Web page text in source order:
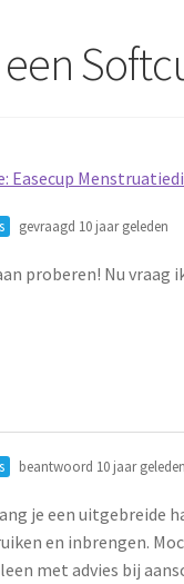
Easecup
gevraagd 10 jaar geleden
proberen! Nu
beantwoord 10 jaar geleden
je een uitgebreide
en inbrengen.
met advies bij